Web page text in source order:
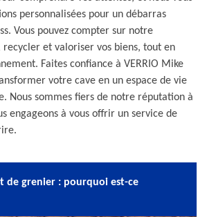
personnalisées pour un débarras
Vous pouvez compter sur notre
et valoriser vos biens, tout en
Faites confiance à VERRIO Mike
votre cave en un espace de vie
Nous sommes fiers de notre réputation à
engageons à vous offrir un service de
de grenier : pourquoi est-ce